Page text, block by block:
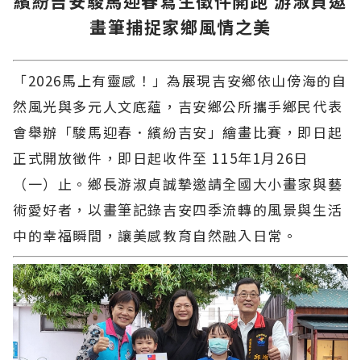
畫筆捕捉家鄉風情之美
「2026馬上有靈感！」為展現吉安鄉依山傍海的自
然風光與多元人文底蘊，吉安鄉公所攜手鄉民代表
會舉辦「駿馬迎春．繽紛吉安」繪畫比賽，即日起
正式開放徵件，即日起收件至 115年1月26日
（一）止。鄉長游淑貞誠摯邀請全國大小畫家與藝
術愛好者，以畫筆記錄吉安四季流轉的風景與生活
中的幸福瞬間，讓美感教育自然融入日常。